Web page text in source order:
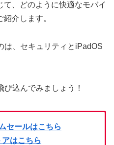
、どのように快適なモバイ
介します。
は、セキュリティとiPadOS
込んでみましょう！
セールはこちら
はこちら